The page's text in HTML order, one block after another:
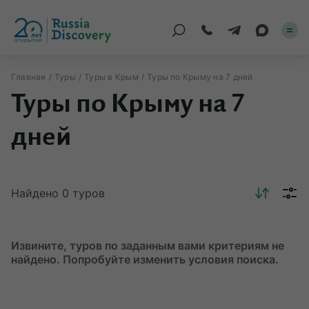
Каталог туров
По России
По миру
Индивидуальные
Главная Туры Туры в Крым Туры по Крыму на 7 дней
Туры по Крыму на 7
дней
Найдено 0 туров
Извините, туров по заданным вами критериям не
найдено. Попробуйте изменить условия поиска.